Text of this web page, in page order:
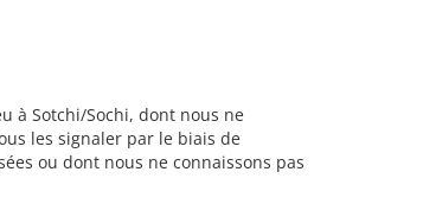
à Sotchi/Sochi, dont nous ne
les signaler par le biais de
ou dont nous ne connaissons pas